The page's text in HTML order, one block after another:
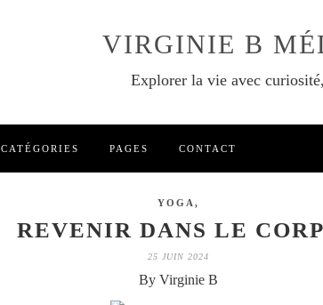
VIRGINIE B
Explorer la vie avec
CATÉGORIES PAGES CONTACT
YOGA,
REVENIR DANS LE
25 JUIN 2024
By Virginie B